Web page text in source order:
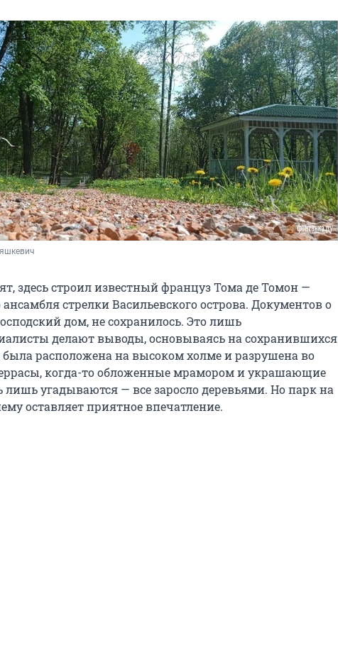
здесь строил известный француз Тома де Томон —
стрелки Васильевского острова. Документов о
дом, не сохранилось. Это лишь
делают выводы, основываясь на сохранившихся
была расположена на высоком холме и разрушена во
когда-то обложенные мрамором и украшающие
лишь угадываются — все заросло деревьями. Но парк на
оставляет приятное впечатление.